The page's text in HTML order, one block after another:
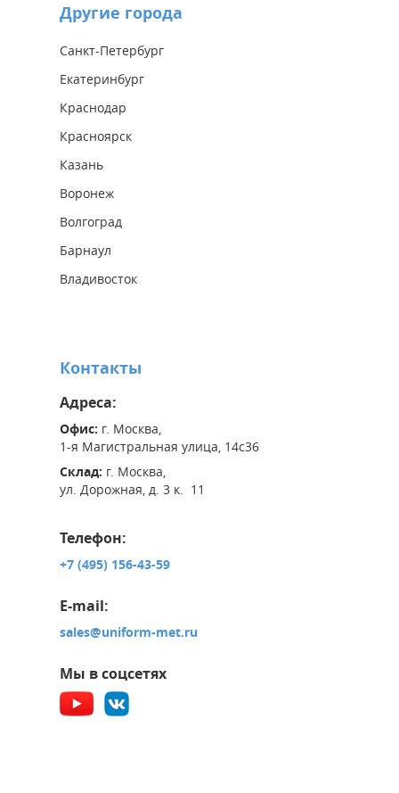
Другие города
Санкт-Петербург
Екатеринбург
Краснодар
Красноярск
Казань
Воронеж
Волгоград
Барнаул
Владивосток
Контакты
Адреса:
Офис: г. Москва,
1-я Магистральная улица, 14с36
Склад: г. Москва,
ул. Дорожная, д. 3 к. 11
Телефон:
+7 (495) 156-43-59
E-mail:
sales@uniform-met.ru
Мы в соцсетях